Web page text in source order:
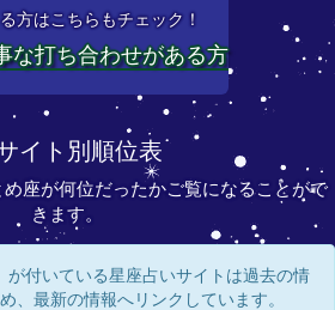
方はこちらもチェック！
な打ち合わせがある方
イト別順位表
座が何位だったかご覧になることがで
きます。
付いている星座占いサイトは過去の情
、最新の情報へリンクしています。